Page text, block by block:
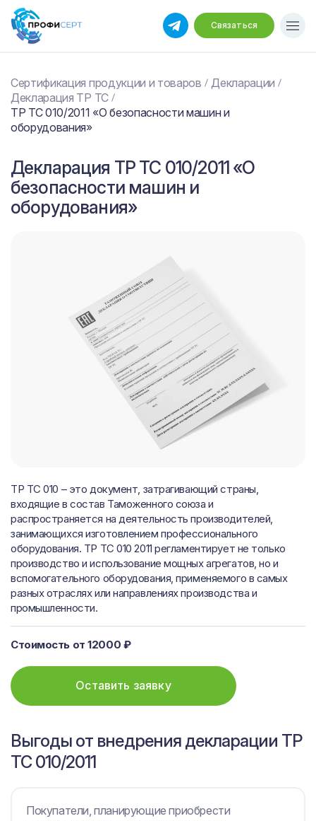
Связаться
Сертификация продукции и товаров
Декларации
Декларация ТР ТС
ТР ТС 010/2011 «О безопасности машин и
оборудования»
Декларация ТР ТС 010/2011 «О
безопасности машин и
оборудования»
ТР ТС 010 – это документ, затрагивающий страны,
входящие в состав Таможенного союза и
распространяется на деятельность производителей,
занимающихся изготовлением профессионального
оборудования. ТР ТС 010 2011 регламентирует не только
производство и использование мощных агрегатов, но и
вспомогательного оборудования, применяемого в самых
разных отраслях или направлениях производства и
промышленности.
Стоимость от 12000 ₽
Оставить заявку
Выгоды от внедрения декларации ТР
ТС 010/2011
Покупатели, планирующие приобрести